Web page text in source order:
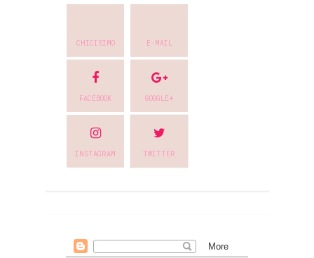
CHICISIMO E-MAIL
FACEBOOK GOOGLE+
INSTAGRAM TWITTER